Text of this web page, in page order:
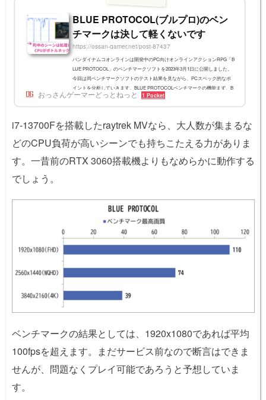
BLUE PROTOCOL(ブルプロ)のベン
チマークは決して軽くないです
https://ossan-gamer.net/post-87437
バンダイナムコオンラインは開発中のPC向けオンラインアクションRPG「B
LUE PROTOCOL」のベンチマークソフトを2023年3月1日に公開しました。
今回は同ベンチマークソフトのテスト結果を見ながら、PCスペック的なポ
イントを分析していきます。BLUE PROTOCOLベンチマークの機能まず、B
LUE PROTOCOLのベンチマークソフトはこちらのページで公開されていま
す。グラフィックプリセットは低、中、高、最高の4種類のほか、ユーザー
す。グラフィック設定では「スケーリング解...
おっさんゲーマーどっとねっと 1 Pocket
i7-13700Fを搭載したraytrek MVなら、大人数が集まるな
どのCPU負荷が高いシーンでも持ちこたえる力がありま
す。一昔前のRTX 3060搭載機よりもなめらかに動作する
でしょう。
ベンチマークの結果としては、1920x1080であれば平均
100fpsを超えます。まだサービス前なので断言はできま
せんが、問題なくプレイ可能であろうと予想していま
す。